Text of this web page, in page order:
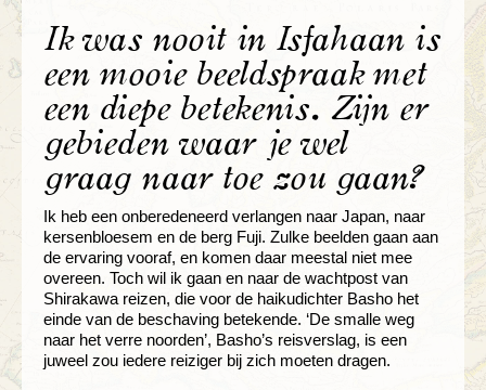
Ik was nooit in Isfahaan is
een mooie beeldspraak met
een diepe betekenis. Zijn er
gebieden waar je wel
graag naar toe zou gaan?
Ik heb een onberedeneerd verlangen naar Japan, naar
kersenbloesem en de berg Fuji. Zulke beelden gaan aan
de ervaring vooraf, en komen daar meestal niet mee
overeen. Toch wil ik gaan en naar de wachtpost van
Shirakawa reizen, die voor de haikudichter Basho het
einde van de beschaving betekende. ‘De smalle weg
naar het verre noorden’, Basho’s reisverslag, is een
juweel zou iedere reiziger bij zich moeten dragen.